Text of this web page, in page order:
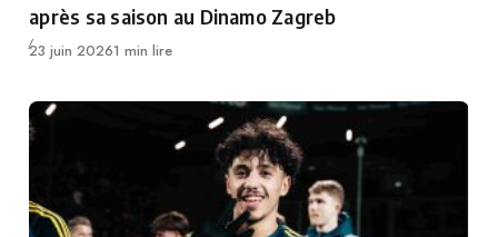
après sa saison au Dinamo Zagreb
Publié
23 juin 20261 min lire